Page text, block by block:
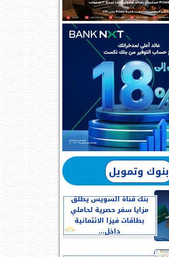
بنوك وتمويل
بنك قناة السويس يطلق
مزايا سفر حصرية لحاملي
بطاقات فيزا الائتمانية
داخل...